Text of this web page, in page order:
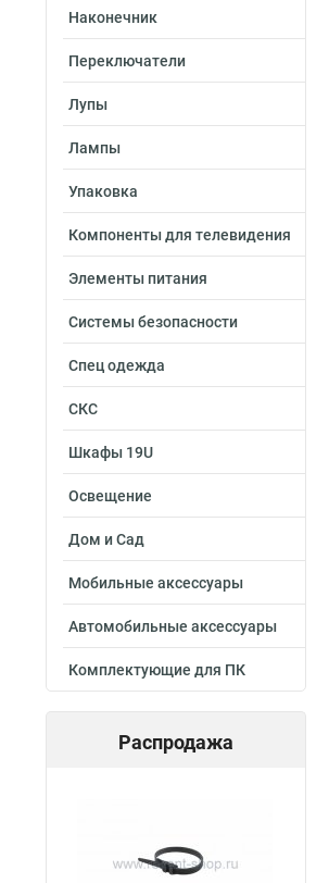
Наконечник
Переключатели
Лупы
Лампы
Упаковка
Компоненты для телевидения
Элементы питания
Системы безопасности
Спец одежда
СКС
Шкафы 19U
Освещение
Дом и Сад
Мобильные аксессуары
Автомобильные аксессуары
Комплектующие для ПК
Распродажа